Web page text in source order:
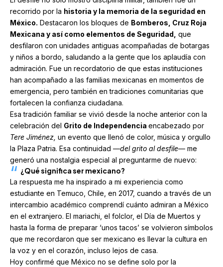
recorrido por la historia y la memoria de la seguridad en
México. Destacaron los bloques de Bomberos, Cruz Roja
Mexicana y así como elementos de Seguridad, que
desfilaron con unidades antiguas acompañadas de botargas
y niños a bordo, saludando a la gente que los aplaudía con
admiración. Fue un recordatorio de que estas instituciones
han acompañado a las familias mexicanas en momentos de
emergencia, pero también en tradiciones comunitarias que
fortalecen la confianza ciudadana.
Esa tradición familiar se vivió desde la noche anterior con la
celebración del Grito de Independencia encabezado por
Tere Jiménez, un evento que llenó de color, música y orgullo
la Plaza Patria. Esa continuidad —del grito al desfile— me
generó una nostalgia especial al preguntarme de nuevo:
¿Qué significa ser mexicano?
La respuesta me ha inspirado a mi experiencia como
estudiante en Temuco, Chile, en 2017, cuando a través de un
intercambio académico comprendí cuánto admiran a México
en el extranjero. El mariachi, el folclor, el Día de Muertos y
hasta la forma de preparar ‘unos tacos’ se volvieron símbolos
que me recordaron que ser mexicano es llevar la cultura en
la voz y en el corazón, incluso lejos de casa.
Hoy confirmé que México no se define solo por la